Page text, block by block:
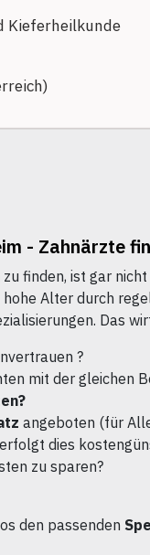
Kieferheilkunde
- Zahnärzte
zu finden, ist gar
hohe Alter durch
Das
?
mit der gleichen
angeboten (für
dies
zu sparen?
den passenden